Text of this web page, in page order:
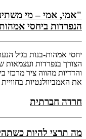
"אמי, אמי – מי
הנפרדות ביחסי
יחסי אמהות-בנות בגיל
הצורך בנפרדות ועצמאות
והדדיות מהווה ציר מרכזי
את האמביוולנטיות
חרדה חברתית
מה תרצי להיות